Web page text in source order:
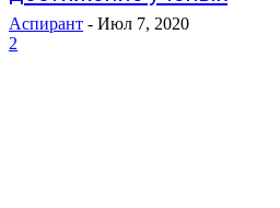
Аспирант - Июл 7, 2020
2